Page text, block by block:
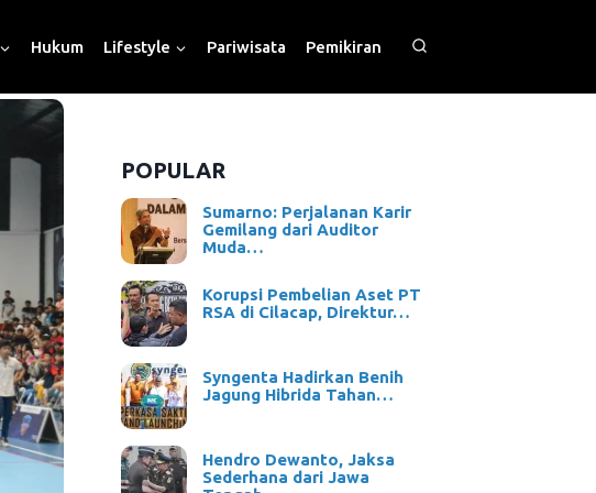
Hukum Lifestyle Pariwisata Pemikiran
POPULAR
Sumarno: Perjalanan Karir
Gemilang dari Auditor
Muda…
Korupsi Pembelian Aset PT
RSA di Cilacap, Direktur…
Syngenta Hadirkan Benih
Jagung Hibrida Tahan…
Hendro Dewanto, Jaksa
Sederhana dari Jawa